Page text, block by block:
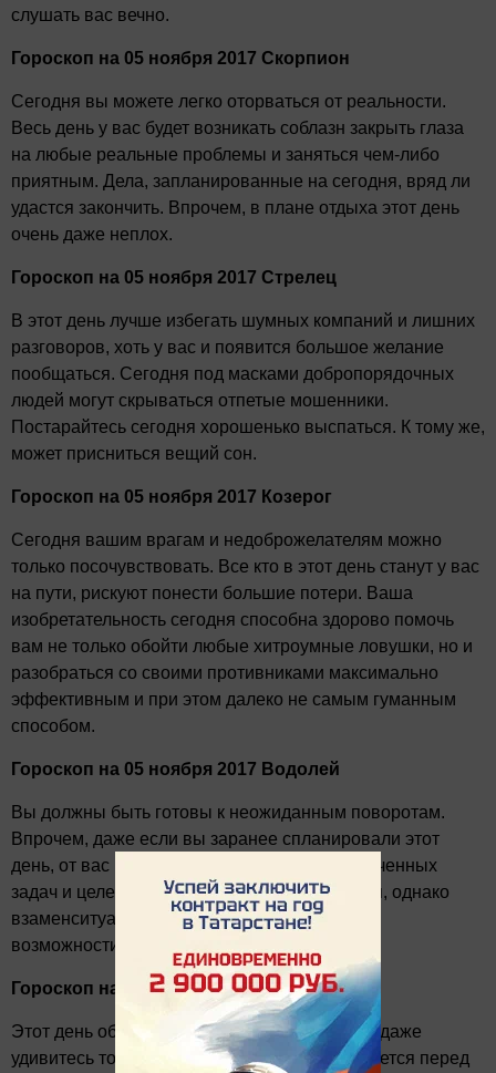
слушать вас вечно.
Гороскоп на 05 ноября 2017 Скорпион
Сегодня вы можете легко оторваться от реальности.
Весь день у вас будет возникать соблазн закрыть глаза
на любые реальные проблемы и заняться чем-либо
приятным. Дела, запланированные на сегодня, вряд ли
удастся закончить. Впрочем, в плане отдыха этот день
очень даже неплох.
Гороскоп на 05 ноября 2017 Стрелец
В этот день лучше избегать шумных компаний и лишних
разговоров, хоть у вас и появится большое желание
пообщаться. Сегодня под масками добропорядочных
людей могут скрываться отпетые мошенники.
Постарайтесь сегодня хорошенько выспаться. К тому же,
может присниться вещий сон.
Гороскоп на 05 ноября 2017 Козерог
Сегодня вашим врагам и недоброжелателям можно
только посочувствовать. Все кто в этот день станут у вас
на пути, рискуют понести большие потери. Ваша
изобретательность сегодня способна здорово помочь
вам не только обойти любые хитроумные ловушки, но и
разобраться со своими противниками максимально
эффективным и при этом далеко не самым гуманным
способом.
Гороскоп на 05 ноября 2017 Водолей
Вы должны быть готовы к неожиданным поворотам.
Впрочем, даже если вы заранее спланировали этот
день, от вас не требуется отказаться отнамеченных
задач и целей.Ваши планы могут измениться, однако
взаменситуация откроет перед вами новые
возможности.
Гороскоп на 05 ноября 2017 Рыбы
Этот день обещает быть очень удачным. Вы даже
удивитесь тому, сколько возможностей откроется перед